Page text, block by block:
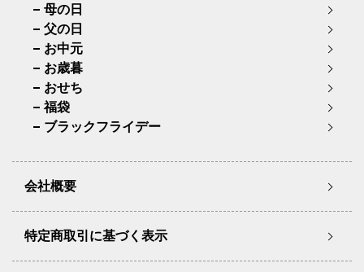
母の日
父の日
お中元
お歳暮
おせち
福袋
ブラックフライデー
会社概要
特定商取引に基づく表示